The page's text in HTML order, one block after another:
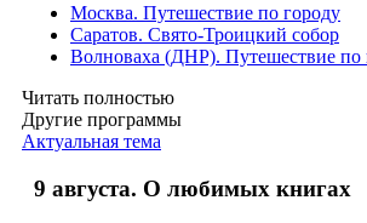
Москва. Путешествие по городу
Саратов. Свято-Троицкий собор
Волноваха (ДНР). Путешествие по
Читать полностью
Другие программы
Актуальная тема
9 августа. О любимых книгах